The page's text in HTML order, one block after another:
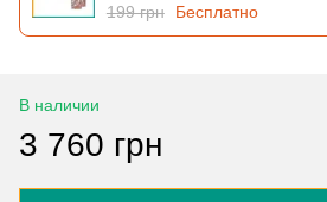
199 грн
Бесплатно
В наличии
3 760 грн